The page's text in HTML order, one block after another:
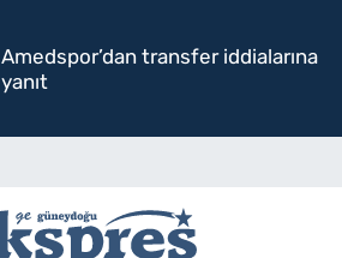
Amedspor’dan transfer iddialarına
yanıt